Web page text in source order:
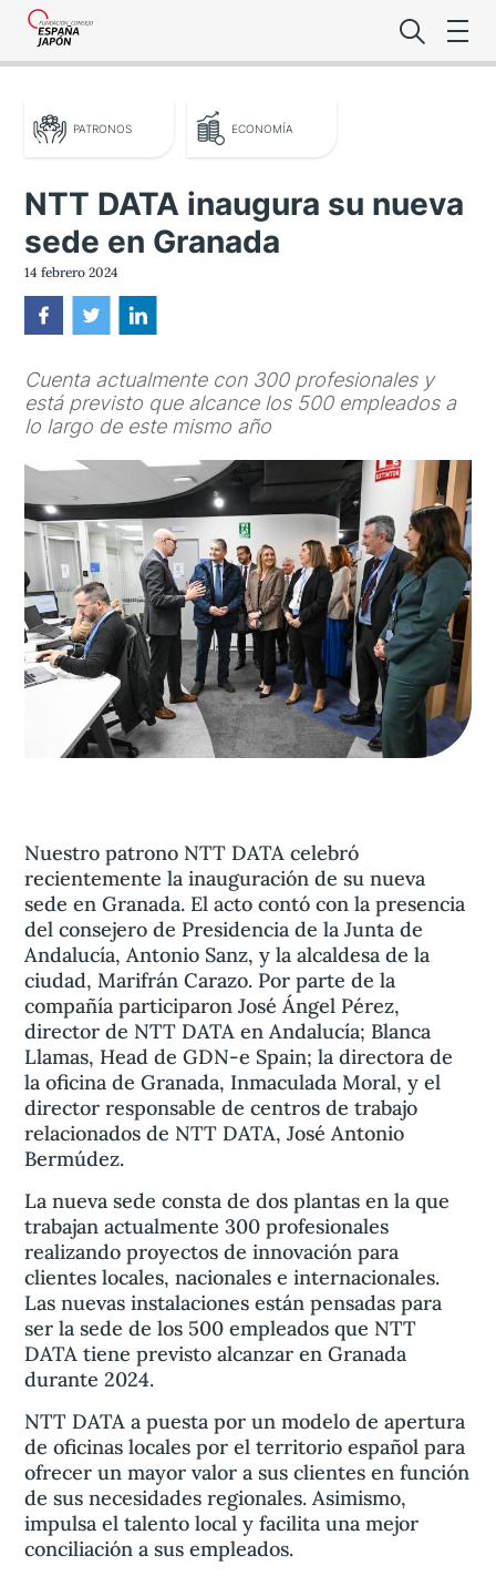
Lo último de la
Premio de
Aviso legal
de privacidad
Contacta
PATRONOS ECONOMÍA
NTT DATA inaugura su nueva
sede en Granada
14 febrero 2024
Cuenta actualmente con 300 profesionales y
está previsto que alcance los 500 empleados a
lo largo de este mismo año
Nuestro patrono NTT DATA celebró
recientemente la inauguración de su nueva
sede en Granada. El acto contó con la presencia
del consejero de Presidencia de la Junta de
Andalucía, Antonio Sanz, y la alcaldesa de la
ciudad, Marifrán Carazo. Por parte de la
compañía participaron José Ángel Pérez,
director de NTT DATA en Andalucía; Blanca
Llamas, Head de GDN-e Spain; la directora de
la oficina de Granada, Inmaculada Moral, y el
director responsable de centros de trabajo
relacionados de NTT DATA, José Antonio
Bermúdez.
La nueva sede consta de dos plantas en la que
trabajan actualmente 300 profesionales
realizando proyectos de innovación para
clientes locales, nacionales e internacionales.
Las nuevas instalaciones están pensadas para
ser la sede de los 500 empleados que NTT
DATA tiene previsto alcanzar en Granada
durante 2024.
NTT DATA a puesta por un modelo de apertura
de oficinas locales por el territorio español para
ofrecer un mayor valor a sus clientes en función
de sus necesidades regionales. Asimismo,
impulsa el talento local y facilita una mejor
conciliación a sus empleados.